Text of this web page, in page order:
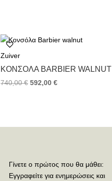
Zuiver
ΚΟΝΣΌΛΑ BARBIER WALNUT
740,00€ 592,00€
Γίνετε ο πρώτος που θα μάθει:
Εγγραφείτε για ενημερώσεις και